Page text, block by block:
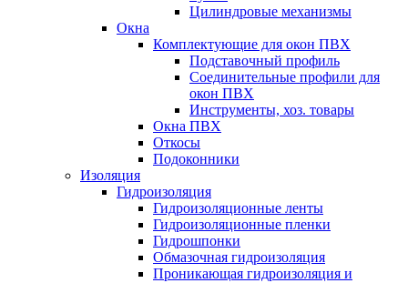
Цилиндровые механизмы
Окна
Комплектующие для окон ПВХ
Подставочный профиль
Соединительные профили для
окон ПВХ
Инструменты, хоз. товары
Окна ПВХ
Откосы
Подоконники
Изоляция
Гидроизоляция
Гидроизоляционные ленты
Гидроизоляционные пленки
Гидрошпонки
Обмазочная гидроизоляция
Проникающая гидроизоляция и